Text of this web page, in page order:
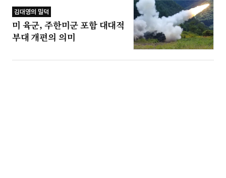
김대영의 밀덕
미 육군, 주한미군 포함 대대적
부대 개편의 의미